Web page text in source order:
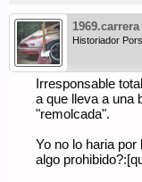
1969.carrera
Historiador
Irresponsable
a que lleva a una
"remolcada".
Yo no lo haria
algo